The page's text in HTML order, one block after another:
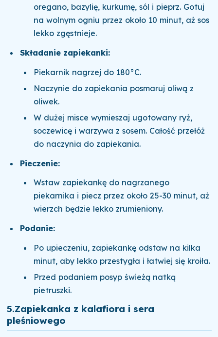
oregano, bazylię, kurkumę, sól i pieprz. Gotuj
na wolnym ogniu przez około 10 minut, aż sos
lekko zgęstnieje.
Składanie zapiekanki:
Piekarnik nagrzej do 180°C.
Naczynie do zapiekania posmaruj oliwą z
oliwek.
W dużej misce wymieszaj ugotowany ryż,
soczewicę i warzywa z sosem. Całość przełóż
do naczynia do zapiekania.
Pieczenie:
Wstaw zapiekankę do nagrzanego
piekarnika i piecz przez około 25-30 minut, aż
wierzch będzie lekko zrumieniony.
Podanie:
Po upieczeniu, zapiekankę odstaw na kilka
minut, aby lekko przestygła i łatwiej się kroiła.
Przed podaniem posyp świeżą natką
pietruszki.
5.Zapiekanka z kalafiora i sera
pleśniowego